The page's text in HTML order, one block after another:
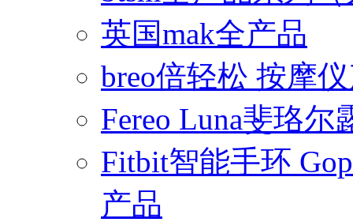
英国mak全产品
breo倍轻松 按摩
Fereo Luna斐珞
Fitbit智能手环
产品